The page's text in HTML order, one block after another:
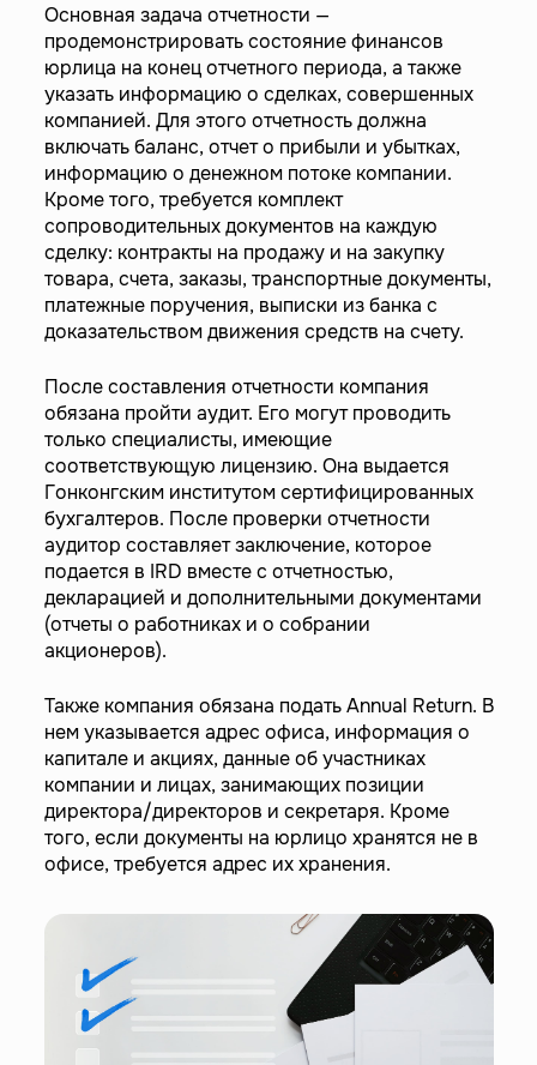
Основная задача отчетности —
продемонстрировать состояние финансов
юрлица на конец отчетного периода, а также
указать информацию о сделках, совершенных
компанией. Для этого отчетность должна
включать баланс, отчет о прибыли и убытках,
информацию о денежном потоке компании.
Кроме того, требуется комплект
сопроводительных документов на каждую
сделку: контракты на продажу и на закупку
товара, счета, заказы, транспортные документы,
платежные поручения, выписки из банка с
доказательством движения средств на счету.
После составления отчетности компания
обязана пройти аудит. Его могут проводить
только специалисты, имеющие
соответствующую лицензию. Она выдается
Гонконгским институтом сертифицированных
бухгалтеров. После проверки отчетности
аудитор составляет заключение, которое
подается в IRD вместе с отчетностью,
декларацией и дополнительными документами
(отчеты о работниках и о собрании
акционеров).
Также компания обязана подать Annual Return. В
нем указывается адрес офиса, информация о
капитале и акциях, данные об участниках
компании и лицах, занимающих позиции
директора/директоров и секретаря. Кроме
того, если документы на юрлицо хранятся не в
офисе, требуется адрес их хранения.